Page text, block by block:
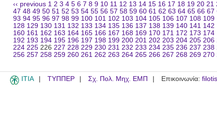
‹‹ previous 1 2 3 4 5 6 7 8 9 10 11 12 13 14 15 16 17 18 19 20 21
47 48 49 50 51 52 53 54 55 56 57 58 59 60 61 62 63 64 65 66 67
93 94 95 96 97 98 99 100 101 102 103 104 105 106 107 108 109
128 129 130 131 132 133 134 135 136 137 138 139 140 141 142
160 161 162 163 164 165 166 167 168 169 170 171 172 173 174
192 193 194 195 196 197 198 199 200 201 202 203 204 205 206
224 225 226 227 228 229 230 231 232 233 234 235 236 237 238
256 257 258 259 260 261 262 263 264 265 266 267 268 269 270
ITIA ΤΥΠΠΕΡ Σχ. Πολ. Μηχ. ΕΜΠ Επικοινωνία: